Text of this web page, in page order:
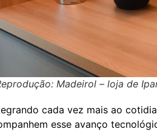
Madeirol – loja de
cada vez mais ao
esse avanço